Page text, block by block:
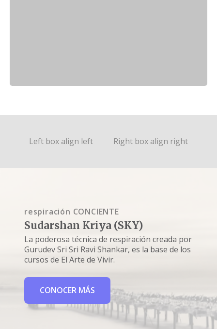
Left box align left Right box align right
respiración CONCIENTE
Sudarshan Kriya (SKY)
La poderosa técnica de respiración creada por
Gurudev Sri Sri Ravi Shankar, es la base de los
cursos de El Arte de Vivir.
CONOCER MÁS